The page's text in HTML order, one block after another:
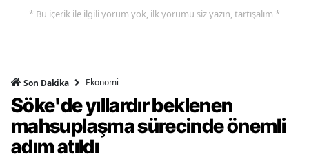
* Bu içerik ile ilgili yorum yok, ilk yorumu siz yazın, tartışalım *
Son Dakika Ekonomi
Söke'de yıllardır beklenen
mahsuplaşma sürecinde önemli
adım atıldı